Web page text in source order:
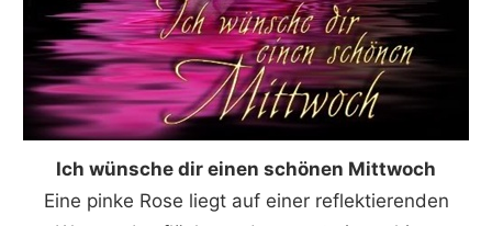
Ich wünsche dir einen schönen Mittwoch
Eine pinke Rose liegt auf einer reflektierenden